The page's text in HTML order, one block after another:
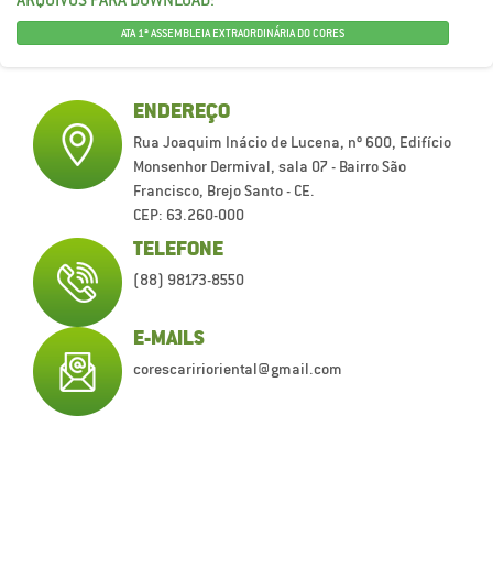
ATA 1ª ASSEMBLEIA EXTRAORDINÁRIA DO CORES
ENDEREÇO
Rua Joaquim Inácio de Lucena, nº 600, Edifício
Monsenhor Dermival, sala 07 - Bairro São
Francisco, Brejo Santo - CE.
CEP: 63.260-000
TELEFONE
(88) 98173-8550
E-MAILS
corescaririoriental@gmail.com